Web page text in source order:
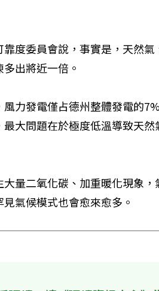
度委員會說，事實是，天然
出將近一倍。
風力發電僅占德州整體發電的
大問題在於極度低溫導致天
量二氧化碳、加重暖化現象
氣候模式也會愈來愈多。